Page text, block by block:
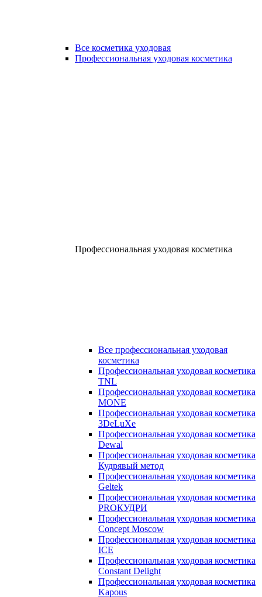
Все косметика уходовая
Профессиональная уходовая косметика
Профессиональная уходовая косметика
Все профессиональная уходовая
косметика
Профессиональная уходовая косметика
TNL
Профессиональная уходовая косметика
MONE
Профессиональная уходовая косметика
3DeLuXe
Профессиональная уходовая косметика
Dewal
Профессиональная уходовая косметика
Кудрявый метод
Профессиональная уходовая косметика
Geltek
Профессиональная уходовая косметика
PROКУДРИ
Профессиональная уходовая косметика
Concept Moscow
Профессиональная уходовая косметика
ICE
Профессиональная уходовая косметика
Constant Delight
Профессиональная уходовая косметика
Kapous